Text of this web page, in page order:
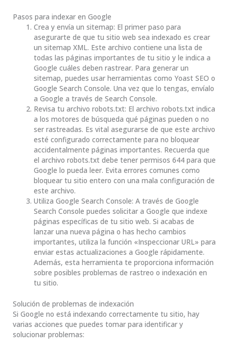
Pasos para indexar en Google
Crea y envía un sitemap: El primer paso para
asegurarte de que tu sitio web sea indexado es crear
un sitemap XML. Este archivo contiene una lista de
todas las páginas importantes de tu sitio y le indica a
Google cuáles deben rastrear. Para generar un
sitemap, puedes usar herramientas como Yoast SEO o
Google Search Console. Una vez que lo tengas, envíalo
a Google a través de Search Console.
Revisa tu archivo robots.txt: El archivo robots.txt indica
a los motores de búsqueda qué páginas pueden o no
ser rastreadas. Es vital asegurarse de que este archivo
esté configurado correctamente para no bloquear
accidentalmente páginas importantes. Recuerda que
el archivo robots.txt debe tener permisos 644 para que
Google lo pueda leer. Evita errores comunes como
bloquear tu sitio entero con una mala configuración de
este archivo.
Utiliza Google Search Console: A través de Google
Search Console puedes solicitar a Google que indexe
páginas específicas de tu sitio web. Si acabas de
lanzar una nueva página o has hecho cambios
importantes, utiliza la función «Inspeccionar URL» para
enviar estas actualizaciones a Google rápidamente.
Además, esta herramienta te proporciona información
sobre posibles problemas de rastreo o indexación en
tu sitio.
Solución de problemas de indexación
Si Google no está indexando correctamente tu sitio, hay
varias acciones que puedes tomar para identificar y
solucionar problemas: